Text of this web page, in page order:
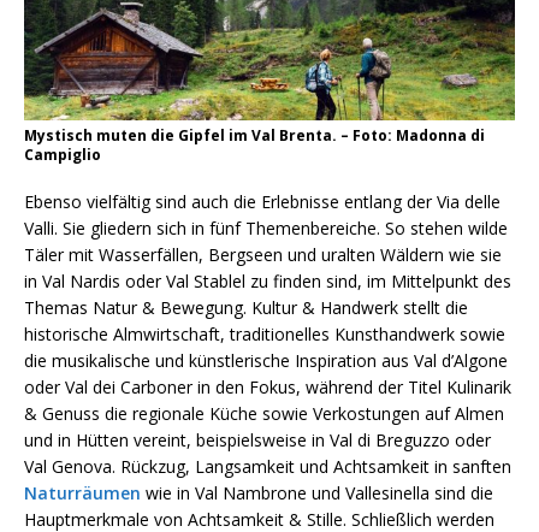
Mystisch muten die Gipfel im Val Brenta. – Foto: Madonna di
Campiglio
Ebenso vielfältig sind auch die Erlebnisse entlang der Via delle
Valli. Sie gliedern sich in fünf Themenbereiche. So stehen wilde
Täler mit Wasserfällen, Bergseen und uralten Wäldern wie sie
in Val Nardis oder Val Stablel zu finden sind, im Mittelpunkt des
Themas Natur & Bewegung. Kultur & Handwerk stellt die
historische Almwirtschaft, traditionelles Kunsthandwerk sowie
die musikalische und künstlerische Inspiration aus Val d’Algone
oder Val dei Carboner in den Fokus, während der Titel Kulinarik
& Genuss die regionale Küche sowie Verkostungen auf Almen
und in Hütten vereint, beispielsweise in Val di Breguzzo oder
Val Genova. Rückzug, Langsamkeit und Achtsamkeit in sanften
Naturräumen wie in Val Nambrone und Vallesinella sind die
Hauptmerkmale von Achtsamkeit & Stille. Schließlich werden